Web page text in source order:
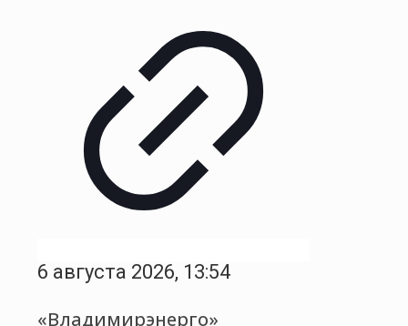
6 августа 2026, 13:54
«Владимирэнерго»